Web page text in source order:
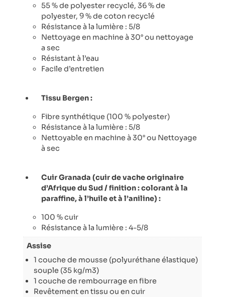
55 % de polyester recyclé, 36 % de
polyester, 9 % de coton recyclé
Résistance à la lumière : 5/8
Nettoyage en machine à 30° ou nettoyage
a sec
Résistant à l’eau
Facile d’entretien
Tissu Bergen :
Fibre synthétique (100 % polyester)
Résistance à la lumière : 5/8
Nettoyable en machine à 30° ou Nettoyage
à sec
Cuir Granada (cuir de vache originaire
d’Afrique du Sud / finition : colorant à la
paraffine, à l’huile et à l’aniline) :
100 % cuir
Résistance à la lumière : 4-5/8
Assise
1 couche de mousse (polyuréthane élastique)
souple (35 kg/m3)
1 couche de rembourrage en fibre
Revêtement en tissu ou en cuir